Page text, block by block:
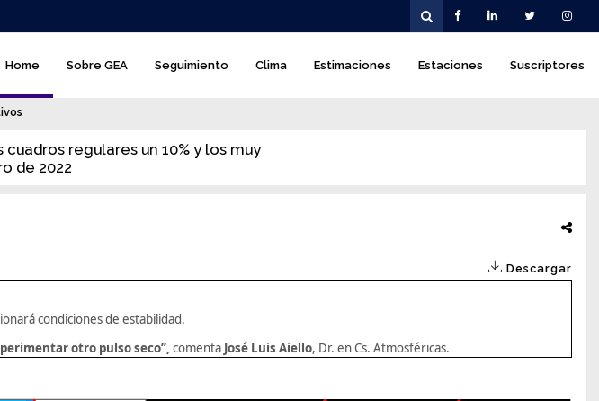
menú
Home Sobre GEA Seguimiento Clima Estimaciones Estaciones Suscriptores
regulares un 10% y los muy
de 2022
Descargar
condiciones de estabilidad.
otro pulso seco”, comenta José Luis Aiello, Dr. en Cs. Atmosféricas.